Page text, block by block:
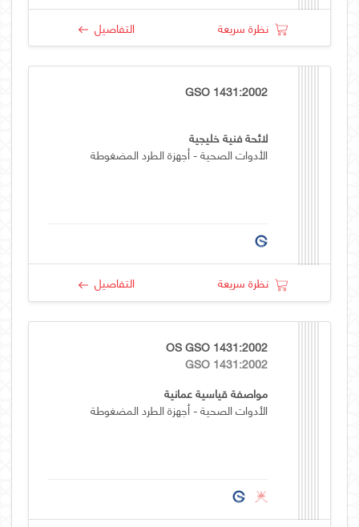
نظرة سريعة التفاصيل
GSO 1431:2002
لائحة فنية خليجية
الأدوات الصحية - أجهزة الطرد المضغوطة
نظرة سريعة التفاصيل
OS GSO 1431:2002
GSO 1431:2002
مواصفة قياسية عمانية
الأدوات الصحية - أجهزة الطرد المضغوطة